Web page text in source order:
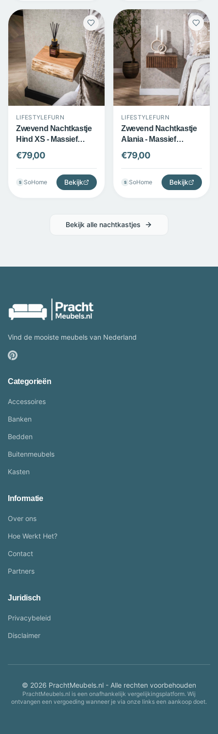
LIFESTYLEFURN
Zwevend Nachtkastje
Hind XS - Massief
acaciahout - 1 lade -
Naturel - LifestyleFurn
€79,00
S SoHome Bekijk
LIFESTYLEFURN
Zwevend Nachtkastje
Alania - Massief
Acaciahout - 1 Lade -
Bruin - LifestyleFurn
€79,00
S SoHome Bekijk
Bekijk alle nachtkastjes
Vind de mooiste meubels van Nederland
Categorieën
Accessoires
Banken
Bedden
Buitenmeubels
Kasten
Informatie
Over ons
Hoe Werkt Het?
Contact
Partners
Juridisch
Privacybeleid
Disclaimer
© 2026 PrachtMeubels.nl - Alle rechten voorbehouden
PrachtMeubels.nl is een onafhankelijk vergelijkingsplatform. Wij
ontvangen een vergoeding wanneer je via onze links een aankoop doet.